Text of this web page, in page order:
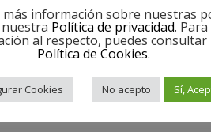
información sobre nuestras
Política de privacidad.
al respecto, puedes
Política de Cookies.
Cookies No acepto Sí,